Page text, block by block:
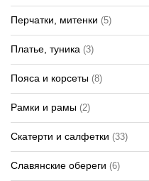
Перчатки, митенки (5)
Платье, туника (3)
Пояса и корсеты (8)
Рамки и рамы (2)
Скатерти и салфетки (33)
Славянские обереги (6)